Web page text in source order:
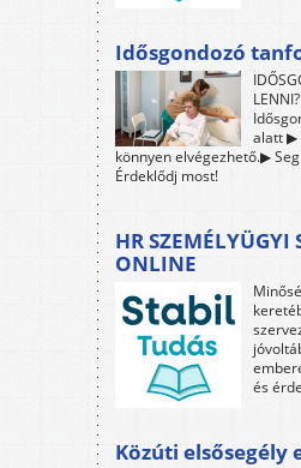
Idősgondozó
alatt ▶
könnyen elvégezhető.▶
Érdeklődj most!
HR SZEMÉLYÜGYI
ONLINE
és
Közúti elsősegély